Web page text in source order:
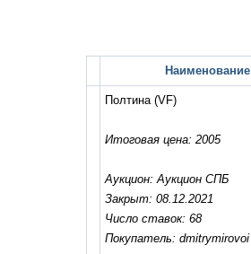
Наименование
Полтина(VF)
Итоговая цена: 2005
Аукцион: Аукцион СПБ
Закрыт: 08.12.2021
Число ставок: 68
Покупатель: dmitrymirovoi